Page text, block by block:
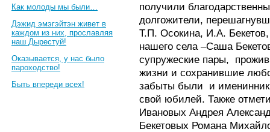
Как молоды мы были…
Дэжид эмэгэйтэн живет в
каждом из них, прославляя
наш Дырестуй!
Оказывается, у нас было
пароходство!
Быть впереди всех!
получили
долгожители,
Т.П. Осокина, И.А.
нашего села –Саша
супружеские пары,
жизни и сохранившие
забыты были и
свой юбилей. Также
Ивановых Андрея
Бекетовых Романа